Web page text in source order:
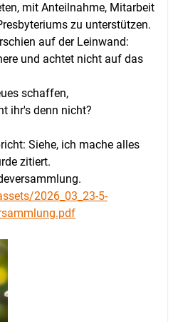
mit Anteilnahme, Mitarbeit
zu unterstützen.
auf der Leinwand:
und achtet nicht auf das
schaffen,
ihr's denn nicht?
Siehe, ich mache alles
zitiert.
2026_03_23-5-